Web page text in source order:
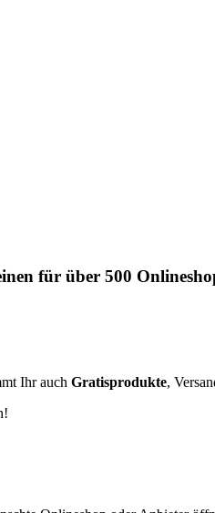
für über 500
Ihr auch Gratisprodukte,